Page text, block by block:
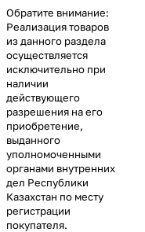
Обратите внимание:
Реализация товаров
из данного раздела
осуществляется
исключительно при
наличии
действующего
разрешения на его
приобретение,
выданного
уполномоченными
органами внутренних
дел Республики
Казахстан по месту
регистрации
покупателя.